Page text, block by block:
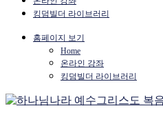
킹덤빌더 라이브러리
홈페이지 보기
Home
온라인 강좌
킹덤빌더 라이브러리